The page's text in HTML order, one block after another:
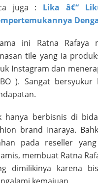
juga : Lika â€“
ini Ratna Rafaya
tile yang ia
Instagram dan
). Sangat bersyukur
hanya berbisnis di
brand Inaraya.
pada reseller
membuat Ratna
dimilikinya karena